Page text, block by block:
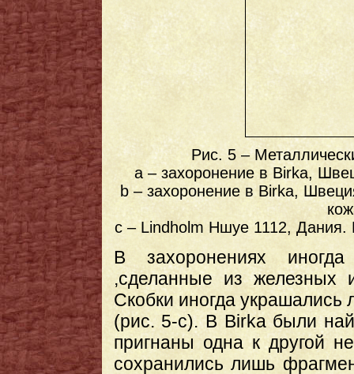
Рис. 5 –
a – захоронение в Birka,
b – захоронение в Birka,
c – Lindholm Hшye 1112, Дания.
В захоронениях
,сделанные из железных
Скобки иногда украшались
(рис. 5-c). В Birka были
пригнаны одна к другой
сохранились лишь